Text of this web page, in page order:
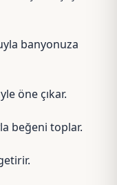
banyonuza
öne çıkar.
beğeni toplar.